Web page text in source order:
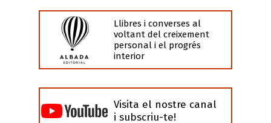
Llibres i converses al
voltant del creixement
personal i el progrés
interior
Visita el nostre canal
i subscriu-te!